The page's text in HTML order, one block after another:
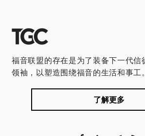
福音联盟的存在是为了装备下一代信
领袖，以塑造围绕福音的生活和事工。
了解更多